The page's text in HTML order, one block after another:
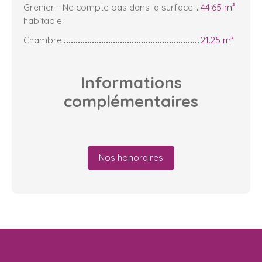
Grenier - Ne compte pas dans la surface
habitable
44.65 m²
Chambre 21.25 m²
Informations
complémentaires
Nos honoraires